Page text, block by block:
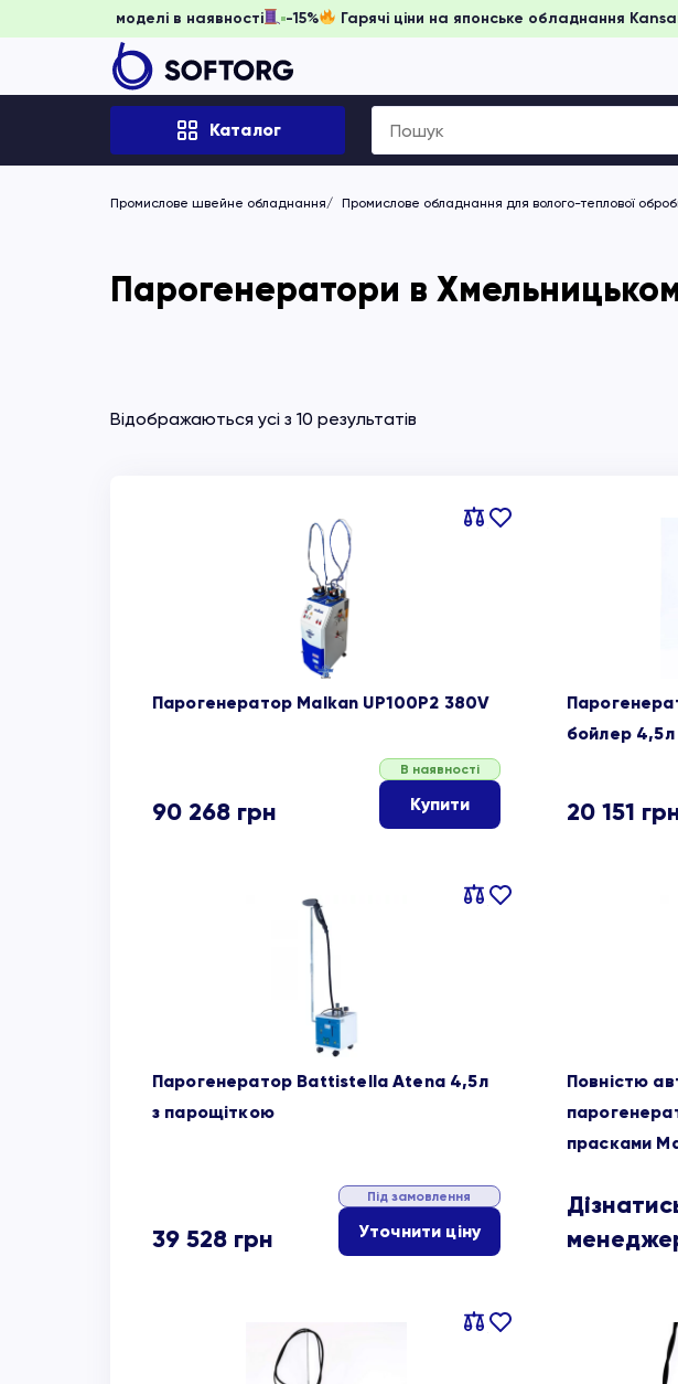
забронювати, доки моделі в наявності -15% Гарячі ціни на японське
Каталог
Search
for:
Промислове швейне обладнання Промислове обладнання для волого-теплової
Парогенератори в
Відображаються усі з 10 результатів
Порівняти
В
Парогенератор Malkan UP100P2 380V
90 268 грн
В наявності
Купити
бойлер 4,5л
20 151
Порівняти
В
Парогенератор Battistella Atena 4,5л
з парощіткою
39 528 грн
Під замовлення
Уточнити ціну
Повністю
прасками
Порівняти
В